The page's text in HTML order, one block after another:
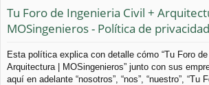
rá
pi
d
os
Tu Foro de Ingenieria Civil +
MOSingenieros - Política de privacidad
Esta política explica con detalle cómo “Tu Foro
Arquitectura | MOSingenieros” junto con sus
aquí en adelante “nosotros”, “nos”, “nuestro”, “Tu